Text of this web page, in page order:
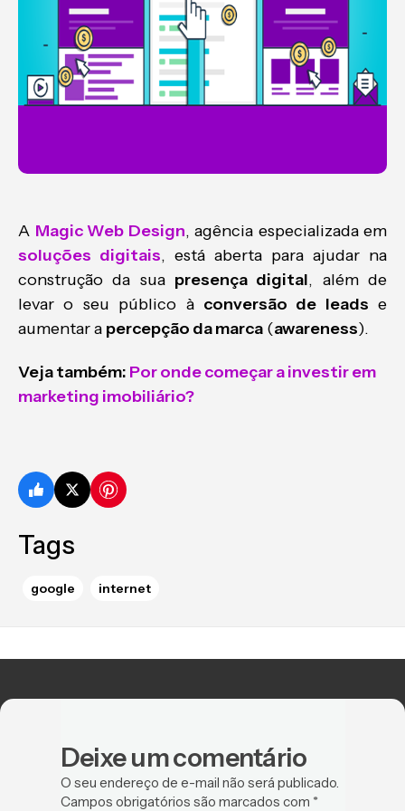
A Magic Web Design, agência especializada em
soluções digitais, está aberta para ajudar na
construção da sua presença digital, além de
levar o seu público à conversão de leads e
aumentar a percepção da marca (awareness).
Veja também: Por onde começar a investir em
marketing imobiliário?
Tags
google internet
Deixe um comentário
O seu endereço de e-mail não será publicado.
Campos obrigatórios são marcados com *